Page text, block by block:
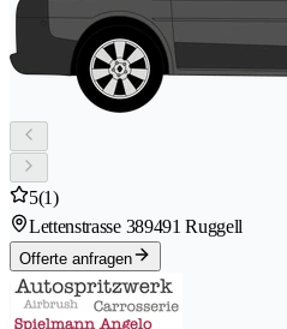
5(1)
Lettenstrasse 389491 Ruggell
Offerte anfragen